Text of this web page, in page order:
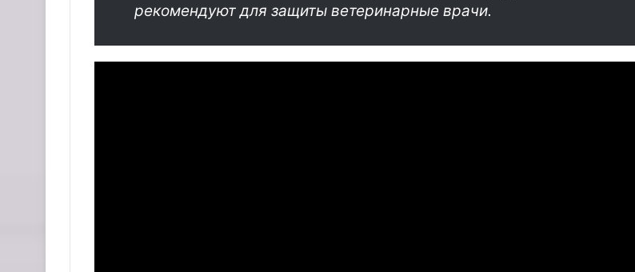
рекомендуют для защиты ветеринарные врачи.